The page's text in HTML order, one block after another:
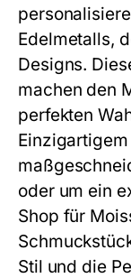
Edelmetalls,
Designs.
machen den
perfekten
oder um ein
Shop für
Stil und die